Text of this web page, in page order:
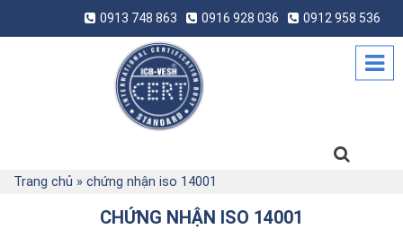
0913 748 863 0916 928 036 0912 958 536
Trang chủ » chứng nhận iso 14001
CHỨNG NHẬN ISO 14001